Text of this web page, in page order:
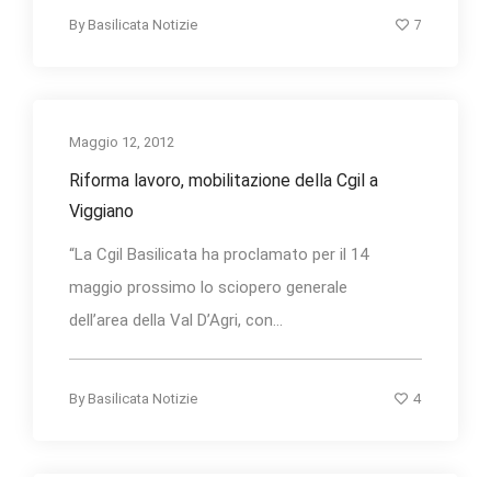
By Basilicata Notizie 7
Maggio 12, 2012
Riforma lavoro, mobilitazione della Cgil a
Viggiano
“La Cgil Basilicata ha proclamato per il 14
maggio prossimo lo sciopero generale
dell’area della Val D’Agri, con...
By Basilicata Notizie 4